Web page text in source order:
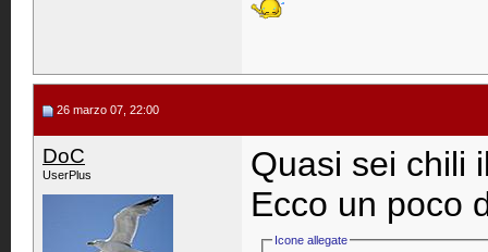
26 marzo 07, 22:00
DoC
UserPlus
Quasi sei chili
Ecco un poco
Icone allegate